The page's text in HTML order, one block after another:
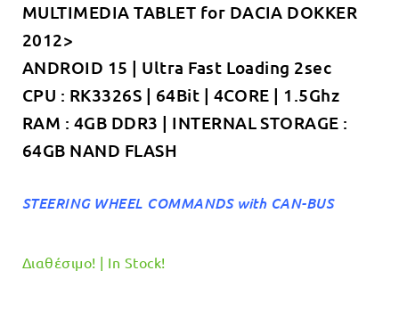
was:
τιμή
€319.00.
MULTIMEDIA TABLET for DACIA DOKKER
2012>
ANDROID 15 | Ultra Fast Loading 2sec
CPU : RK3326S | 64Bit | 4CORE | 1.5Ghz
RAM : 4GB DDR3 | INTERNAL STORAGE :
64GB NAND FLASH
STEERING WHEEL COMMANDS with CAN-BUS
Διαθέσιμο! | In Stock!